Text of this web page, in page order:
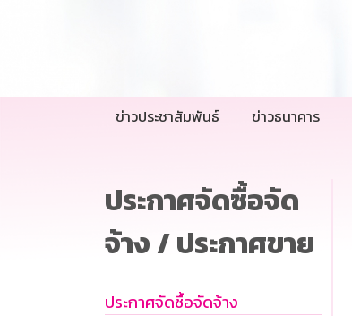
ข่าวประชาสัมพันธ์ ข่าวธนาคาร
ประกาศจัดซื้อจัด
จ้าง / ประกาศขาย
ประกาศจัดซื้อจัดจ้าง